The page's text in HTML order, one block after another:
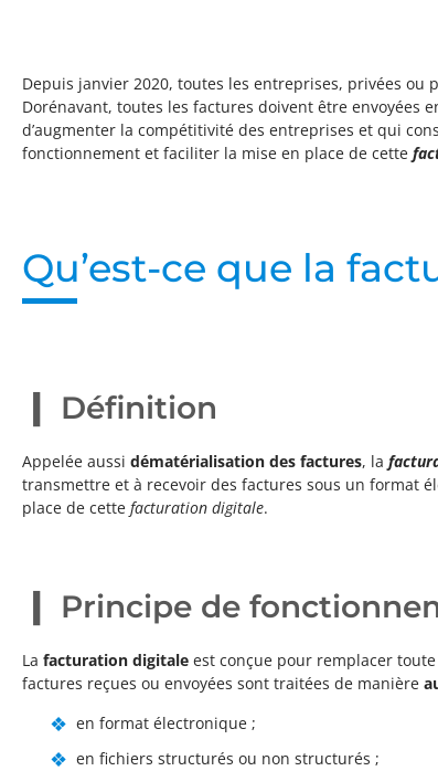
Depuis janvier 2020, toutes les entreprises, privées ou
Dorénavant, toutes les factures doivent être envoyées
d’augmenter la compétitivité des entreprises et qui
fonctionnement et faciliter la mise en place de cette
Qu’est-ce que la
Définition
Appelée aussi dématérialisation des factures, la
transmettre et à recevoir des factures sous un format
place de cette facturation digitale.
Principe de
La facturation digitale est conçue pour remplacer
factures reçues ou envoyées sont traitées de manière
en format électronique ;
en fichiers structurés ou non structurés ;